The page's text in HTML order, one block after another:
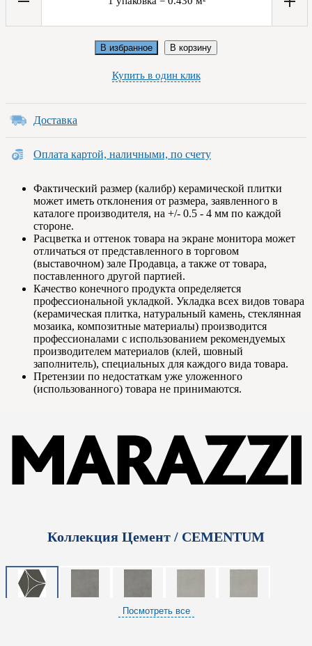
В избранное В корзину
Купить в один клик
Доставка
Оплата картой, наличными, по счету
Фактический размер (калибр) керамической плитки
может иметь отклонения от размера, заявленного в
каталоге производителя, на +/- 0.5 - 4 мм по каждой
стороне.
Расцветка и оттенок товара на экране монитора может
отличаться от представленного в торговом
(выставочном) зале Продавца, а также от товара,
поставленного другой партией.
Качество конечного продукта определяется
профессиональной укладкой. Укладка всех видов товара
(керамическая плитка, натуральный камень, стеклянная
мозаика, композитные материалы) производится
профессионалами с использованием рекомендуемых
производителем материалов (клей, шовный
заполнитель), специальных для каждого вида товара.
Претензии по недостаткам уже уложенного
(использованного) товара не принимаются.
Коллекция Цемент / CEMENTUM
Посмотреть все